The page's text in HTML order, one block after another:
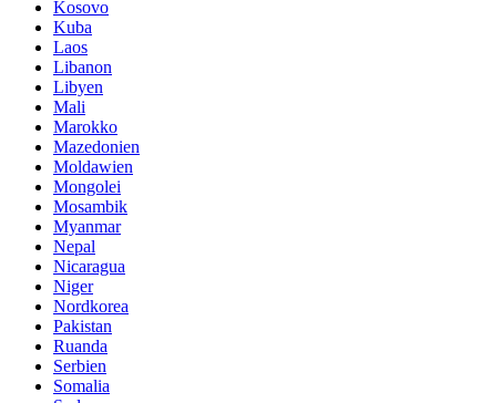
Kosovo
Kuba
Laos
Libanon
Libyen
Mali
Marokko
Mazedonien
Moldawien
Mongolei
Mosambik
Myanmar
Nepal
Nicaragua
Niger
Nordkorea
Pakistan
Ruanda
Serbien
Somalia